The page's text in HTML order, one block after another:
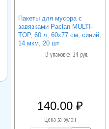
Пакеты для мусора с
завязками Paclan MULTI-
TOP, 60 л, 60х77 см, синий,
14 мкм, 20 шт
В упаковке: 24 рул.
140.00
Цена за рулон